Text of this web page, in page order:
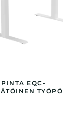
PINTA EQC-